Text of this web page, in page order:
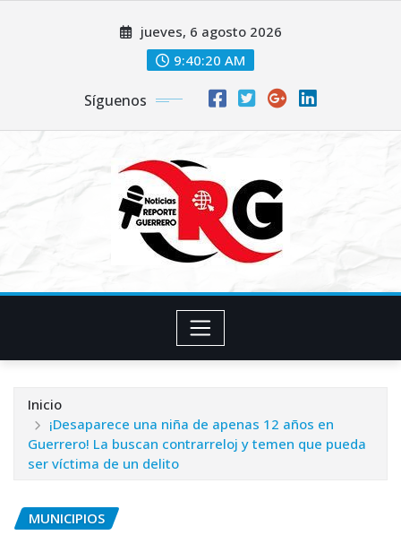
jueves, 6 agosto 2026
9:40:20 AM
Síguenos
Inicio
¡Desaparece una niña de apenas 12 años en
Guerrero! La buscan contrarreloj y temen que pueda
ser víctima de un delito
MUNICIPIOS